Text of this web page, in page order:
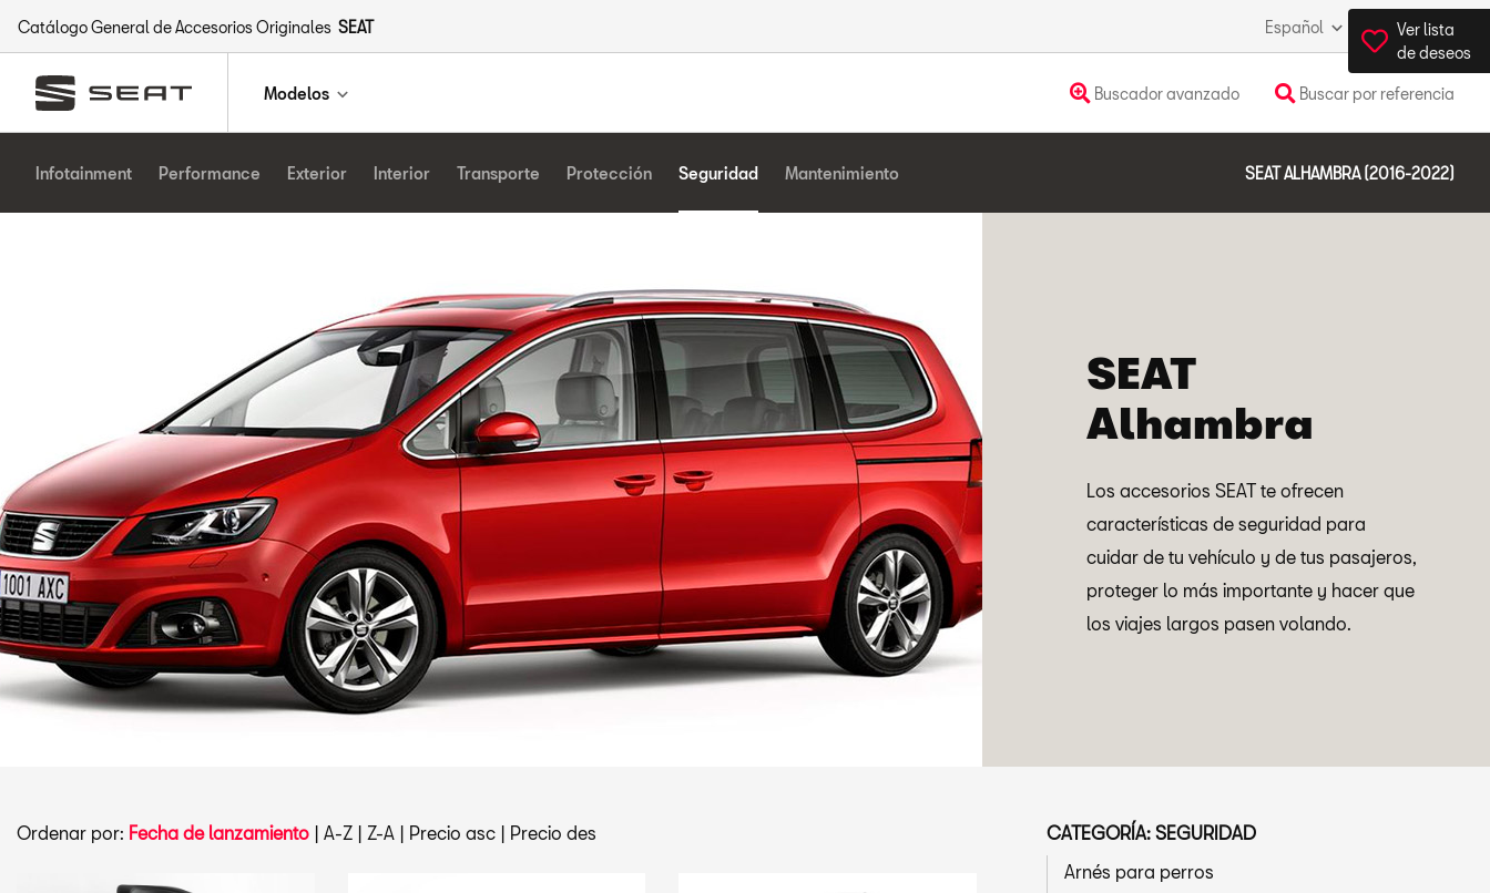
Catálogo General de Accesorios Originales SEAT Español España
Modelos Buscador avanzado Buscar por referencia
Ver lista
de deseos
Infotainment Performance Exterior Interior Transporte Protección Seguridad Mantenimiento SEAT ALHAMBRA (2016-2022)
SEAT
Alhambra
Los accesorios SEAT te ofrecen
características de seguridad para
cuidar de tu vehículo y de tus pasajeros,
proteger lo más importante y hacer que
los viajes largos pasen volando.
Ordenar por: Fecha de lanzamiento | A-Z | Z-A | Precio asc | Precio des
CATEGORÍA: SEGURIDAD
Arnés para perros